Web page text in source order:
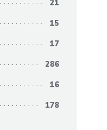
21
15
17
286
16
178